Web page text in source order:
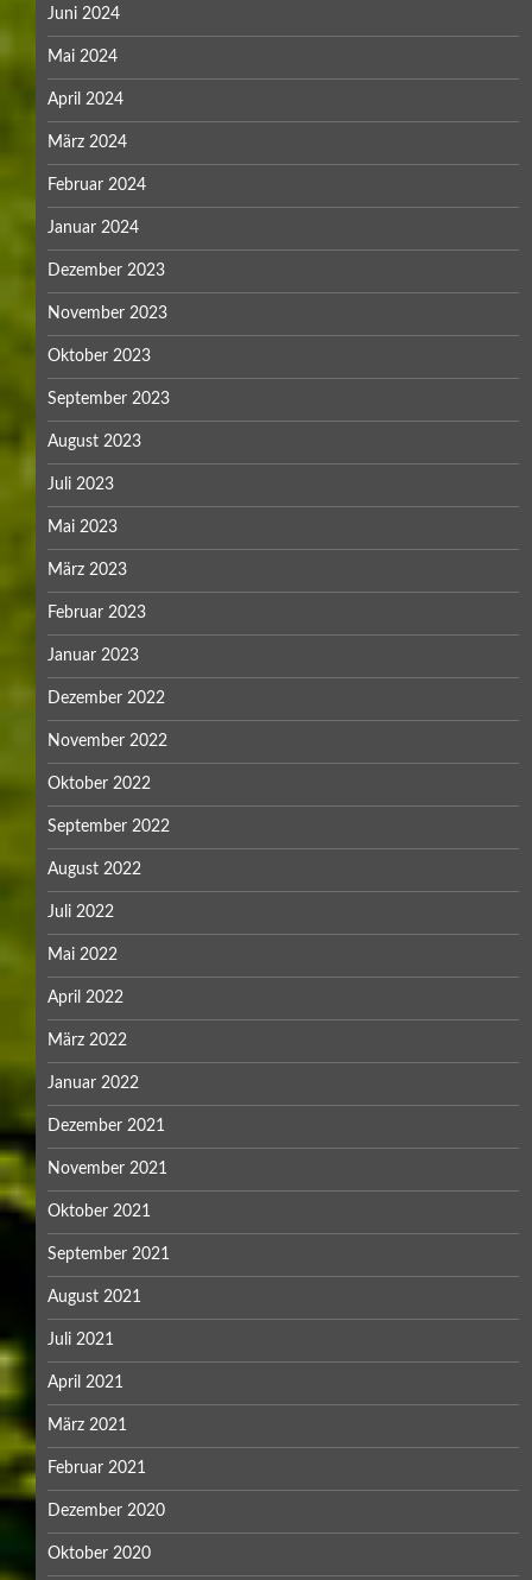
Juni 2024
Mai 2024
April 2024
März 2024
Februar 2024
Januar 2024
Dezember 2023
November 2023
Oktober 2023
September 2023
August 2023
Juli 2023
Mai 2023
März 2023
Februar 2023
Januar 2023
Dezember 2022
November 2022
Oktober 2022
September 2022
August 2022
Juli 2022
Mai 2022
April 2022
März 2022
Januar 2022
Dezember 2021
November 2021
Oktober 2021
September 2021
August 2021
Juli 2021
April 2021
März 2021
Februar 2021
Dezember 2020
Oktober 2020